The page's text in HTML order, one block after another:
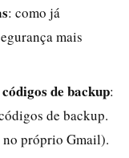
: como já
mais
de backup:
de backup.
no próprio Gmail).